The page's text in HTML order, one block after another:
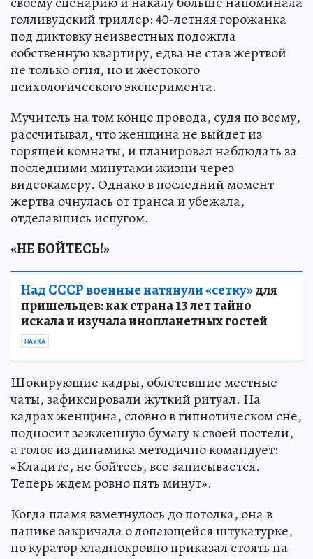
голливудский триллер: 40-летняя горожанка
под диктовку неизвестных подожгла
собственную квартиру, едва не став жертвой
не только огня, но и жестокого
психологического эксперимента.
Мучитель на том конце провода, судя по всему,
рассчитывал, что женщина не выйдет из
горящей комнаты, и планировал наблюдать за
последними минутами жизни через
видеокамеру. Однако в последний момент
жертва очнулась от транса и убежала,
отделавшись испугом.
«НЕ БОЙТЕСЬ!»
Над СССР военные натянули «сетку»для
пришельцев: как страна 13 лет тайно
искала и изучала инопланетных гостей
НАУКА
Шокирующие кадры, облетевшие местные
чаты, зафиксировали жуткий ритуал. На
кадрах женщина, словно в гипнотическом сне,
подносит зажженную бумагу к своей постели,
а голос из динамика методично командует:
«Кладите, не бойтесь, все записывается.
Теперь ждем ровно пять минут».
Когда пламя взметнулось до потолка, она в
панике закричала о лопающейся штукатурке,
но куратор хладнокровно приказал стоять на